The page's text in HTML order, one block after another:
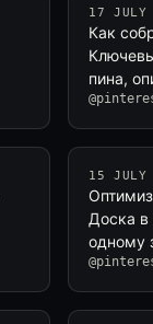
17 JULY
Как
пина,
15 JULY
Доска в
одному